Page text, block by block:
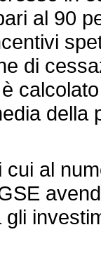
al 90
di
della
al